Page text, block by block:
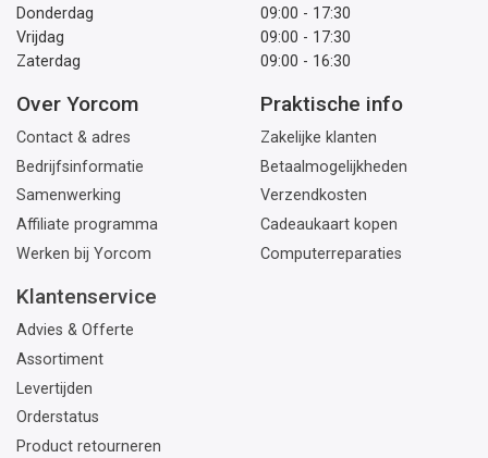
Donderdag
09:00 - 17:30
Vrijdag
09:00 - 17:30
Zaterdag
09:00 - 16:30
Over Yorcom
Contact & adres
Bedrijfsinformatie
Samenwerking
Affiliate programma
Werken bij Yorcom
Praktische info
Zakelijke klanten
Betaalmogelijkheden
Verzendkosten
Cadeaukaart kopen
Computerreparaties
Klantenservice
Advies & Offerte
Assortiment
Levertijden
Orderstatus
Product retourneren